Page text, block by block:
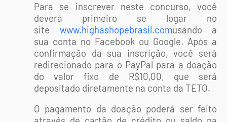
Para se inscrever neste concurso, você
deverá primeiro se logar no
site www.highashopebrasil.comusando a
sua conta no Facebook ou Google. Após a
confirmação da sua inscrição, você será
redirecionado para o PayPal para a doação
do valor fixo de R$10,00, que será
depositado diretamente na conta da TETO.
O pagamento da doação poderá ser feito